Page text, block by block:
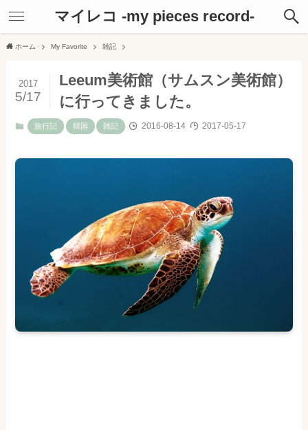
マイレコ -my pieces record-
ホーム My Favorite 雑記
Leeum美術館（サムスン美術館）
に行ってきました。
2017
5/17
旅行記 韓国 雑記 2016-08-14 2017-05-17